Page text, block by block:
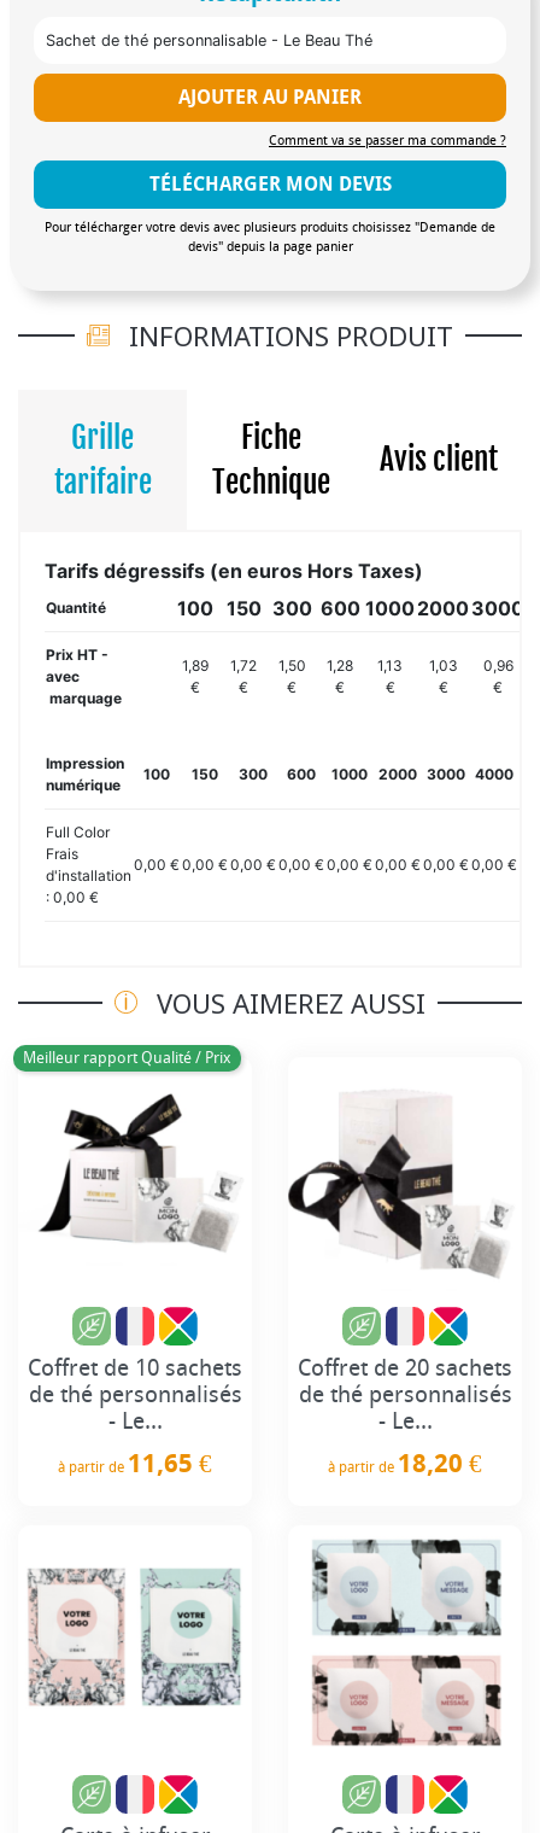
papaye - Amour lunaire : Thé noir Assam, fève de
cacao, racine de chicorée - Amour sauvage : Thé vert
sencha, pétales de rose, jasmin dragon pearls - Amour
solaire : Roiboos, coco, papaye, ananas - Camomille -
Earl Gray : Thé noir, fleur de bleuet, bergamote et
mandarine - English breakfast : Thé noir - Thé à la
menthe : thé vert, feuille de menthe poivrée - Thé vert
sencha Mix de saveur possible sur demande
Sachet de thé personnalisable - Le Beau Thé
AJOUTER AU PANIER
Comment va se passer ma commande ?
TÉLÉCHARGER MON DEVIS
Pour télécharger votre devis avec plusieurs produits choisissez "Demande de
devis" depuis la page panier
INFORMATIONS PRODUIT
Grille
tarifaire
Fiche
Technique
Avis client
Tarifs dégressifs (en euros Hors Taxes)
Quantité 100 150 300 600 100020003000
Prix HT -
avec
marquage
1,89
€
1,72
€
1,50
€
1,28
€
1,13
€
1,03
€
0,96
€
Impression
numérique
100 150 300 600 1000 2000 3000 4000
Full Color
Frais
d'installation
: 0,00 €
0,00 € 0,00 € 0,00 € 0,00 € 0,00 € 0,00 € 0,00 € 0,00 €
VOUS AIMEREZ AUSSI
Meilleur rapport Qualité / Prix
Coffret de 10 sachets
de thé personnalisés
- Le...
à partir de 11,65 €
Coffret de 20 sachets
de thé personnalisés
- Le...
à partir de 18,20 €